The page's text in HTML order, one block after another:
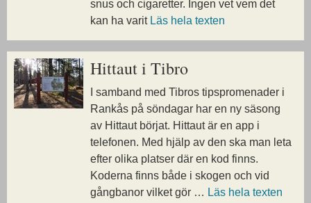
snus och cigaretter. Ingen vet vem det
kan ha varit Läs hela texten
Hittaut i Tibro
I samband med Tibros tipspromenader i
Rankås på söndagar har en ny säsong
av Hittaut börjat. Hittaut är en app i
telefonen. Med hjälp av den ska man leta
efter olika platser där en kod finns.
Koderna finns både i skogen och vid
gångbanor vilket gör … Läs hela texten